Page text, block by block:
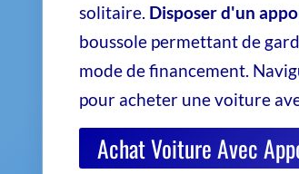
solitaire. Disposer d'un
boussole permettant de
mode de financement.
pour acheter une voiture
Achat Voiture Avec